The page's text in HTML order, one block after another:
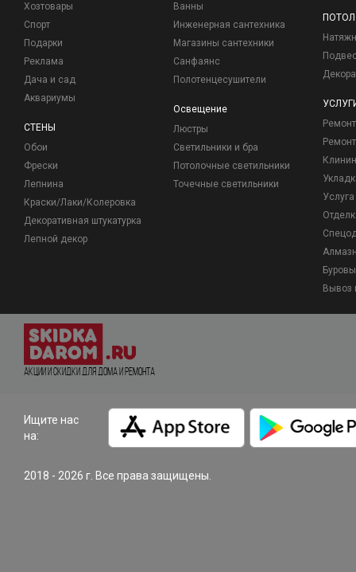
Хозтовары
Спорт
Подарки
Реклама
Дача и сад
Аквариумы
СТЕНЫ
Обои
Фрески
Лепнина
Краски/Лаки/Колеровка
Декоративная штукатурка
Лепной декор
Ванны
Инженерная сантехника
Магазины сантехники
Санфаянс
Полотенцесушители
Освещение
Люстры
Светильники и бра
Потолочные светильники
Точечные светильники
Вывоз
Акции и Скидки для дома и ремонта
Ищите нас
на:
2018 - 2026 г. Все права защищены.